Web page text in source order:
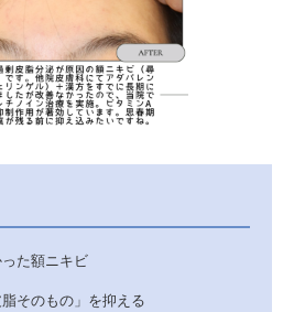
た額ニキビ
そのもの」を抑える